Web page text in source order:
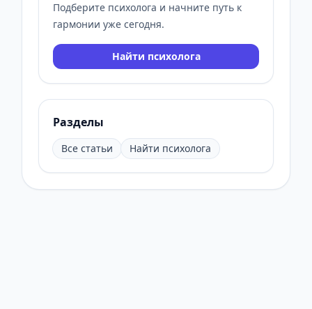
Подберите психолога и начните путь к
гармонии уже сегодня.
Найти психолога
Разделы
Все статьи Найти психолога